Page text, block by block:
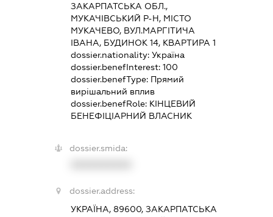
ЗАКАРПАТСЬКА ОБЛ.,
МУКАЧІВСЬКИЙ Р-Н, МІСТО
МУКАЧЕВО, ВУЛ.МАРГІТИЧА
ІВАНА, БУДИНОК 14, КВАРТИРА 1
dossier.nationality: Україна
dossier.benefInterest: 100
dossier.benefType: Прямий
вирішальний вплив
dossier.benefRole: КІНЦЕВИЙ
БЕНЕФІЦІАРНИЙ ВЛАСНИК
dossier.smida:
dossier.address:
УКРАЇНА, 89600, ЗАКАРПАТСЬКА